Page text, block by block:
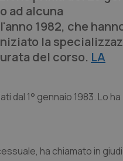
ad alcuna
1982, che
la
del corso. LA
dal 1° gennaio 1983. Lo ha
ha chiamato in